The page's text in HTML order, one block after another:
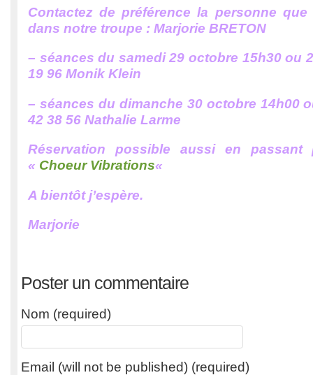
Contactez de préférence la personne
dans notre troupe : Marjorie BRETON
– séances du samedi 29 octobre 15h30 ou
19 96 Monik Klein
– séances du dimanche 30 octobre 14h00
42 38 56 Nathalie Larme
Réservation possible aussi en
« Choeur Vibrations«
A bientôt j’espère.
Marjorie
Poster un commentaire
Nom (required)
Email (will not be published) (required)